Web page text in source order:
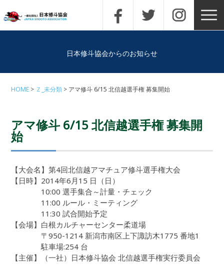
日本修斗協会からのお知らせ
HOME Ｚ_未分類 アマ修斗 6/15 北信越選手権 募集開始
アマ修斗 6/15 北信越選手権 募集開
始
【大会名】第4回北信越アマチュア修斗選手権大会
【日時】2014年6月15 日（日）
10:00 選手集合～計量・チェック
11:00 ルール・ミーティング
11:30 試合開始予定
【会場】白根カルチャーセンター柔道場
〒950-1214 新潟市南区上下諏訪木1775 番地1
駐車場:254 台
【主催】（一社）日本修斗協会 北信越選手権実行委員会